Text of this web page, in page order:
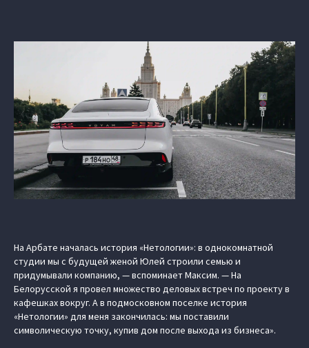
На Арбате началась история «Нетологии»: в однокомнатной
студии мы с будущей женой Юлей строили семью и
придумывали компанию, — вспоминает Максим. — На
Белорусской я провел множество деловых встреч по проекту в
кафешках вокруг. А в подмосковном поселке история
«Нетологии» для меня закончилась: мы поставили
символическую точку, купив дом после выхода из бизнеса».